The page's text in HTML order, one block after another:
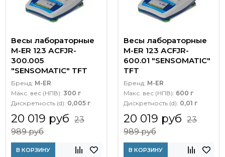
Весы лабораторные
M-ER 123 АCFJR-
300.005
"SENSOMATIC" TFT
Бренд: M-ER
Макс. вес (НПВ): 300 г
Дискретность (d): 0,005 г
20 019 руб 23
989 руб
В КОРЗИНУ
Весы лабораторные
M-ER 123 АCFJR-
600.01 "SENSOMATIC"
TFT
Бренд: M-ER
Макс. вес (НПВ): 600 г
Дискретность (d): 0,01 г
20 019 руб 23
989 руб
В КОРЗИНУ